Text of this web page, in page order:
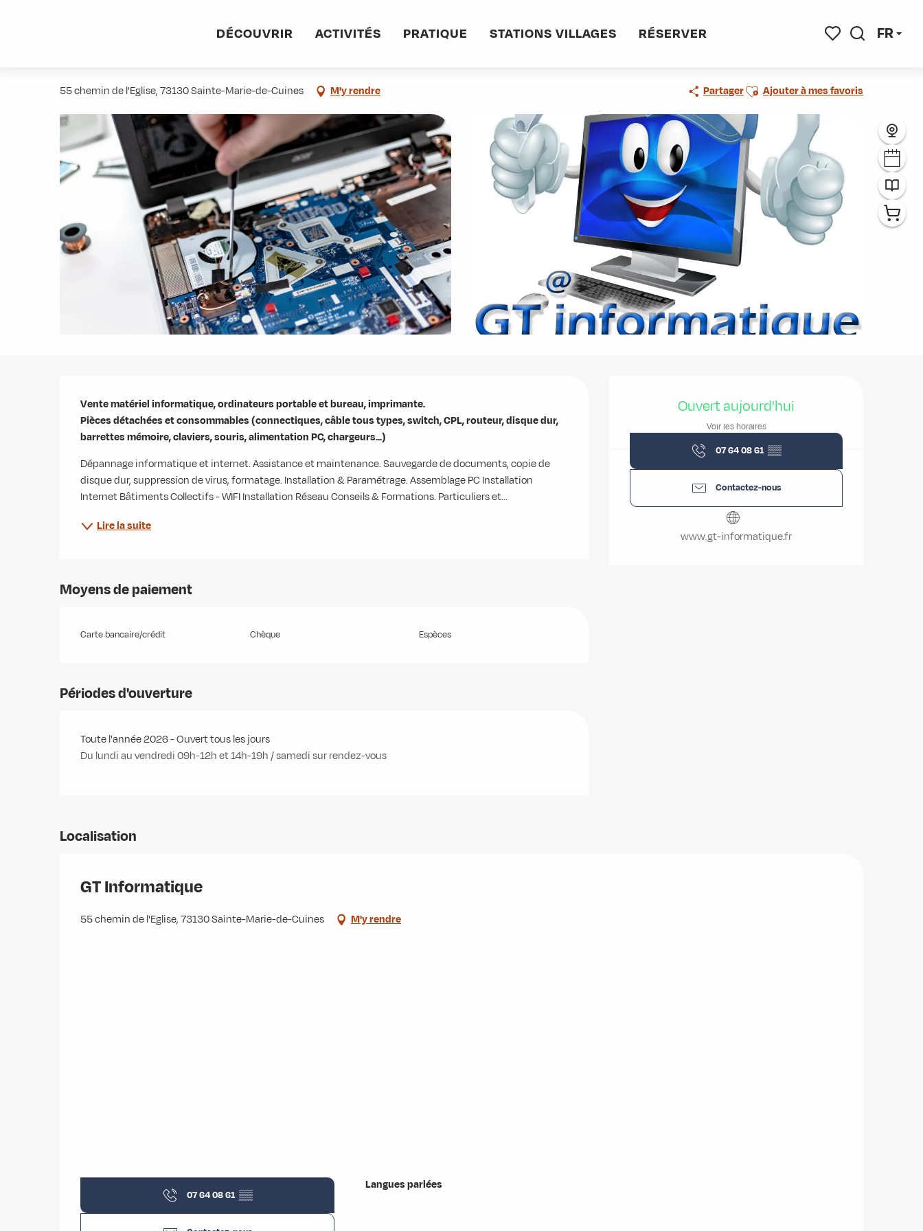
FR
DÉCOUVRIR ACTIVITÉS PRATIQUE STATIONS VILLAGES RÉSERVER
55 chemin de l'Eglise, 73130 Sainte-Marie-de-Cuines M'y rendre PartagerAjouter aux favoris
Ajouter à mes favoris
Ouverture et coordonnées
Ouvert aujourd'hui
Voir les horaires
07 64 08 61 ▒▒
Contactez-nous
www.gt-informatique.fr
Description
Vente matériel informatique, ordinateurs portable et bureau, imprimante.
Pièces détachées et consommables (connectiques, câble tous types, switch, CPL, routeur, disque dur,
barrettes mémoire, claviers, souris, alimentation PC, chargeurs...)
Dépannage informatique et internet. Assistance et maintenance. Sauvegarde de documents, copie de
disque dur, suppression de virus, formatage. Installation & Paramétrage. Assemblage PC Installation
Internet Bâtiments Collectifs - WIFI Installation Réseau Conseils & Formations. Particuliers et...
Lire la suite
Moyens de paiement
Carte bancaire/crédit Chèque Espèces
Périodes d'ouverture
Toute l'année 2026 - Ouvert tous les jours
Du lundi au vendredi 09h-12h et 14h-19h / samedi sur rendez-vous
Localisation
GT Informatique
55 chemin de l'Eglise, 73130 Sainte-Marie-de-Cuines M'y rendre
07 64 08 61 ▒▒
Langues parlées
Langues parlées